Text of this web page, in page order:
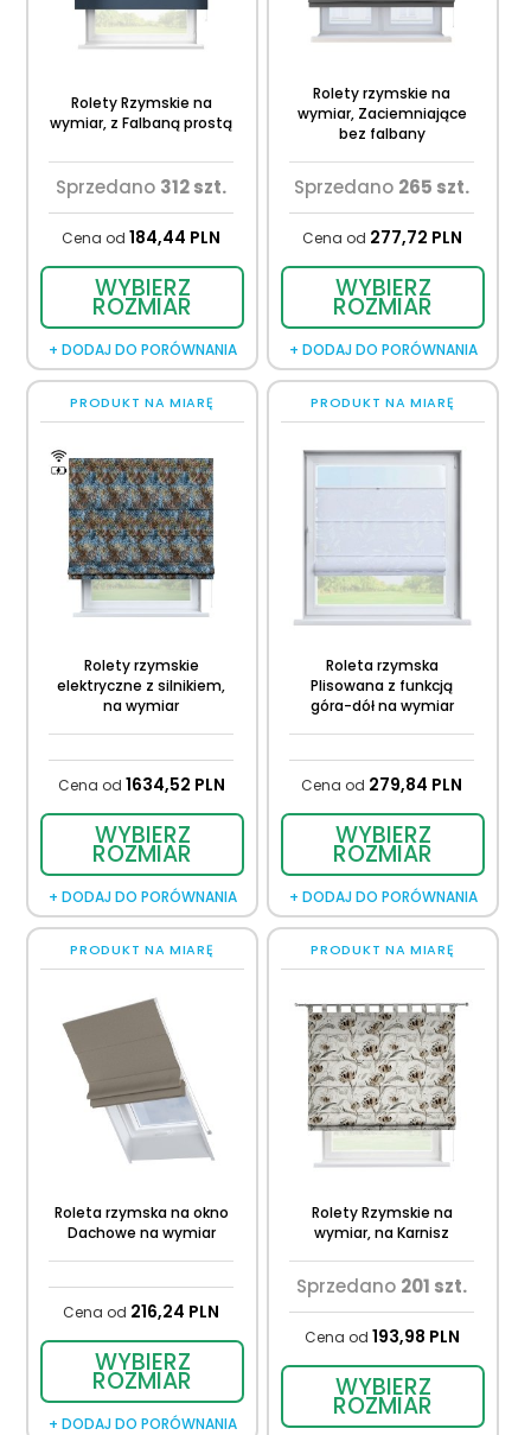
Rolety Rzymskie na
wymiar, z Falbaną prostą
Sprzedano 312 szt.
Cena od 184,44 PLN
WYBIERZ
ROZMIAR
+ DODAJ DO PORÓWNANIA
Rolety rzymskie na
wymiar, Zaciemniające
bez falbany
Sprzedano 265 szt.
Cena od 277,72 PLN
WYBIERZ
ROZMIAR
+ DODAJ DO PORÓWNANIA
PRODUKT NA MIARĘ
Rolety rzymskie
elektryczne z silnikiem,
na wymiar
Cena od 1634,52 PLN
WYBIERZ
ROZMIAR
+ DODAJ DO PORÓWNANIA
PRODUKT NA MIARĘ
Roleta rzymska
Plisowana z funkcją
góra-dół na wymiar
Cena od 279,84 PLN
WYBIERZ
ROZMIAR
+ DODAJ DO PORÓWNANIA
PRODUKT NA MIARĘ
Roleta rzymska na okno
Dachowe na wymiar
Cena od 216,24 PLN
WYBIERZ
ROZMIAR
+ DODAJ DO PORÓWNANIA
PRODUKT NA MIARĘ
Rolety Rzymskie na
wymiar, na Karnisz
Sprzedano 201 szt.
Cena od 193,98 PLN
WYBIERZ
ROZMIAR